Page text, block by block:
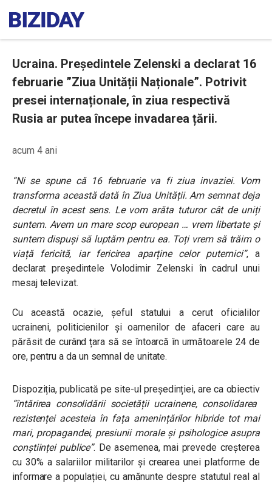
Ucraina. Președintele Zelenski a declarat 16
februarie ”Ziua Unității Naționale”. Potrivit
presei internaționale, în ziua respectivă
Rusia ar putea începe invadarea țării.
acum 4 ani
“Ni se spune că 16 februarie va fi ziua invaziei. Vom
transforma această dată în Ziua Unității. Am semnat deja
decretul în acest sens. Le vom arăta tuturor cât de uniți
suntem. Avem un mare scop european … vrem libertate și
suntem dispuși să luptăm pentru ea. Toți vrem să trăim o
viață fericită, iar fericirea aparține celor puternici”, a
declarat președintele Volodimir Zelenski în cadrul unui
mesaj televizat.
Cu această ocazie, șeful statului a cerut oficialilor
ucraineni, politicienilor și oamenilor de afaceri care au
părăsit de curând țara să se întoarcă în următoarele 24 de
ore, pentru a da un semnal de unitate.
Dispoziția, publicată pe site-ul președinției, are ca obiectiv
“întărirea consolidării societății ucrainene, consolidarea
rezistenței acesteia în fața amenințărilor hibride tot mai
mari, propagandei, presiunii morale și psihologice asupra
conștiinței publice”. De asemenea, mai prevede creșterea
cu 30% a salariilor militarilor și crearea unei platforme de
informare a populației, cu amănunte despre statutul real al